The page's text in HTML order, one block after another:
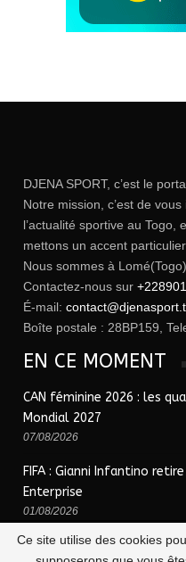
DJENA SPORT, c’est le
Notre mission, c’est de
l’actualité sportive au Togo,
mettons un accent
Nous sommes à
Contactez-nous sur
É-mail:
Boîte postale : 28BP159,
EN CE MOMENT
CAN féminine 2026 : les
Mondial 2027
07/08/2026
FIFA : Gianni Infantino
Enterprise
01/08/2026
Ce site utilise des cookies